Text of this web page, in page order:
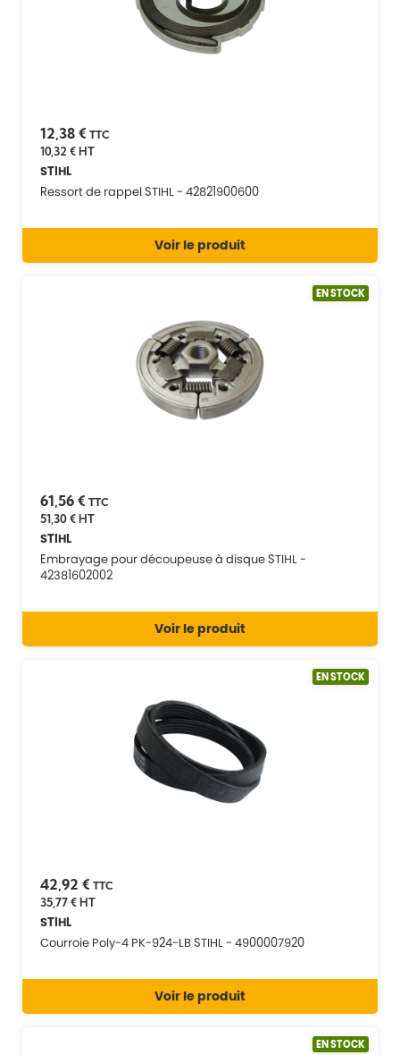
12,38 € TTC
10,32 €HT
STIHL
Ressort de rappel STIHL - 42821900600
Voir le produit
EN STOCK
61,56 € TTC
51,30 €HT
STIHL
Embrayage pour découpeuse à disque STIHL -
42381602002
Voir le produit
EN STOCK
42,92 € TTC
35,77 €HT
STIHL
Courroie Poly-4 PK-924-LB STIHL - 4900007920
Voir le produit
EN STOCK